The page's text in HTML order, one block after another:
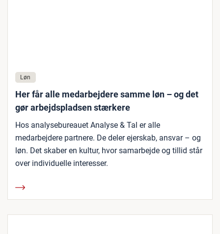
Løn
Her får alle medarbejdere samme løn – og det
gør arbejdspladsen stærkere
Hos analysebureauet Analyse & Tal er alle
medarbejdere partnere. De deler ejerskab, ansvar – og
løn. Det skaber en kultur, hvor samarbejde og tillid står
over individuelle interesser.